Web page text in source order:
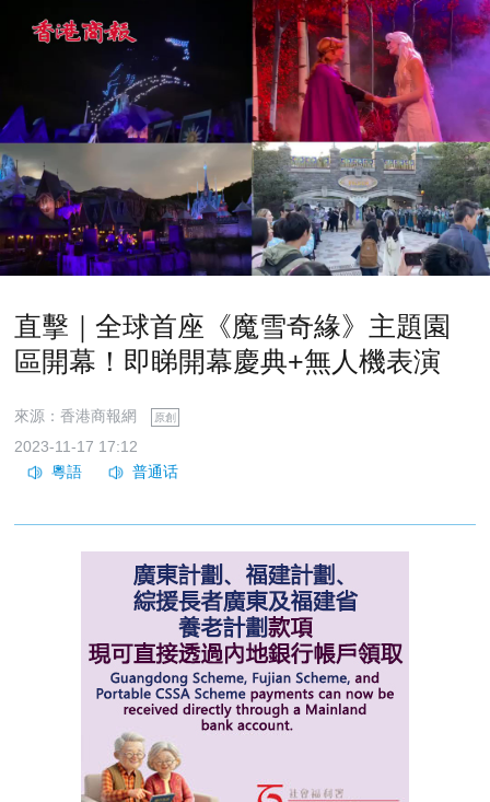
直擊｜全球首座《魔雪奇緣》主題園
區開幕！即睇開幕慶典+無人機表演
來源：香港商報網 原創
2023-11-17 17:12